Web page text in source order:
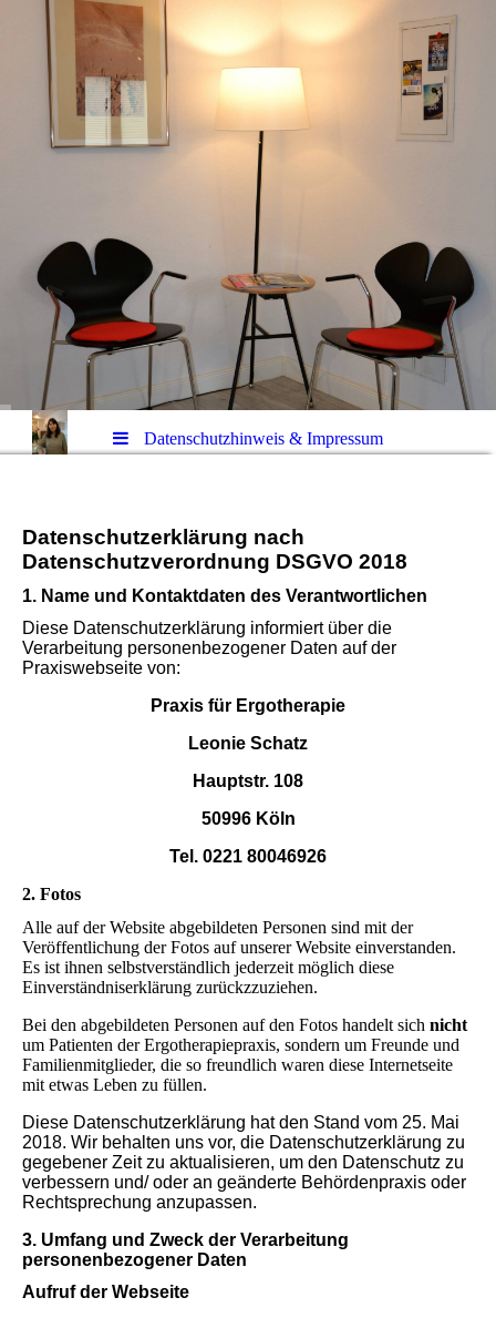
Datenschutzhinweis & Impressum
Datenschutzerklärung nach
Datenschutzverordnung DSGVO 2018
1. Name und Kontaktdaten des Verantwortlichen
Diese Datenschutzerklärung informiert über die
Verarbeitung personenbezogener Daten auf der
Praxiswebseite von:
Praxis für Ergotherapie
Leonie Schatz
Hauptstr. 108
50996 Köln
Tel. 0221 80046926
2. Fotos
Alle auf der Website abgebildeten Personen sind mit der
Veröffentlichung der Fotos auf unserer Website einverstanden.
Es ist ihnen selbstverständlich jederzeit möglich diese
Einverständniserklärung zurückzzuziehen.
Bei den abgebildeten Personen auf den Fotos handelt sich nicht
um Patienten der Ergotherapiepraxis, sondern um Freunde und
Familienmitglieder, die so freundlich waren diese Internetseite
mit etwas Leben zu füllen.
Diese Datenschutzerklärung hat den Stand vom 25. Mai
2018. Wir behalten uns vor, die Datenschutzerklärung zu
gegebener Zeit zu aktualisieren, um den Datenschutz zu
verbessern und/ oder an geänderte Behördenpraxis oder
Rechtsprechung anzupassen.
3. Umfang und Zweck der Verarbeitung
personenbezogener Daten
Aufruf der Webseite